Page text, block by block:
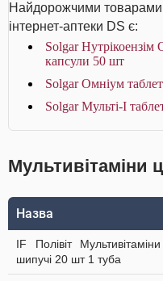
Найдорожчими товарами
інтернет-аптеки DS є:
Solgar
капсули 50 шт
Solgar Омніум
Solgar Мульті-I
Мультивітаміни
Назва
IF Полівіт
шипучі 20 шт 1 туба